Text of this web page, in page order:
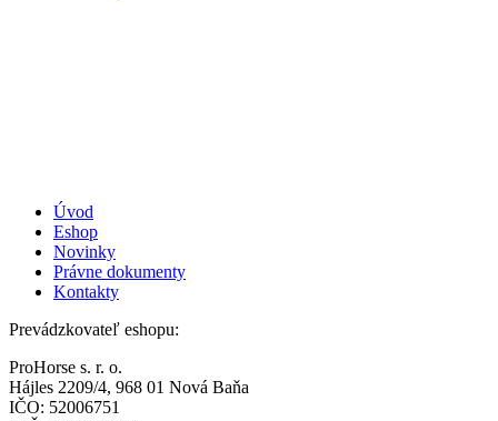
Úvod
Eshop
Novinky
Právne dokumenty
Kontakty
Prevádzkovateľ eshopu:
ProHorse s. r. o.
Hájles 2209/4, 968 01 Nová Baňa
IČO: 52006751